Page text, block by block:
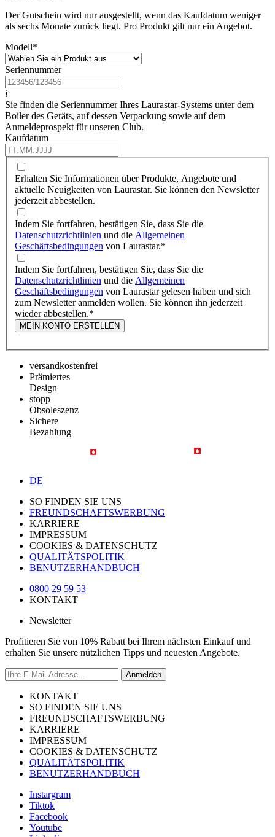
Der Gutschein wird nur ausgestellt, wenn das Kaufdatum weniger
als sechs Monate zurück liegt. Pro Produkt gilt nur ein Angebot.
Modell*
Seriennummer
i
Sie finden die Seriennummer Ihres Laurastar-Systems unter dem
Boiler des Geräts, auf dessen Verpackung sowie auf dem
Anmeldeprospekt für unseren Club.
Kaufdatum
Erhalten Sie Informationen über Produkte, Angebote und
aktuelle Neuigkeiten von Laurastar. Sie können den Newsletter
jederzeit abbestellen.
Indem Sie fortfahren, bestätigen Sie, dass Sie die
Datenschutzrichtlinien und die Allgemeinen
Geschäftsbedingungen von Laurastar.*
Indem Sie fortfahren, bestätigen Sie, dass Sie die
Datenschutzrichtlinien und die Allgemeinen
Geschäftsbedingungen von Laurastar gelesen haben und sich
zum Newsletter anmelden wollen. Sie können ihn jederzeit
wieder abbestellen.*
MEIN KONTO ERSTELLEN
versandkostenfrei
Prämiertes
Design
stopp
Obsoleszenz
Sichere
Bezahlung
DE
SO FINDEN SIE UNS
FREUNDSCHAFTSWERBUNG
KARRIERE
IMPRESSUM
COOKIES & DATENSCHUTZ
QUALITÄTSPOLITIK
BENUTZERHANDBUCH
0800 29 59 53
KONTAKT
Newsletter
Profitieren Sie von 10% Rabatt bei Ihrem nächsten Einkauf und
erhalten Sie unsere nützlichen Tipps und neuesten Angebote.
Anmelden
KONTAKT
SO FINDEN SIE UNS
FREUNDSCHAFTSWERBUNG
KARRIERE
IMPRESSUM
COOKIES & DATENSCHUTZ
QUALITÄTSPOLITIK
BENUTZERHANDBUCH
Instargram
Tiktok
Facebook
Youtube